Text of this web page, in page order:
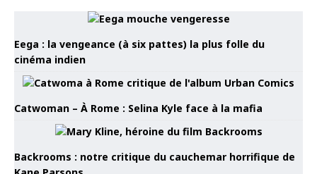
Eega : la vengeance (à six pattes) la plus folle du
cinéma indien
Catwoman – À Rome : Selina Kyle face à la mafia
Backrooms : notre critique du cauchemar horrifique de